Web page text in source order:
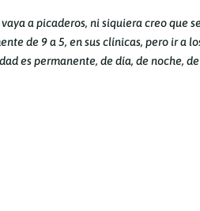
a picaderos, ni siquiera creo que
de 9 a 5, en sus clínicas, pero ir a
es permanente, de día, de noche, de